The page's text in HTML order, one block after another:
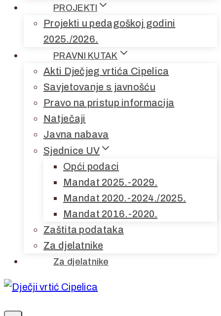
PROJEKTI
Projekti u pedagoškoj godini
2025./2026.
PRAVNI KUTAK
Akti Dječjeg vrtića Cipelica
Savjetovanje s javnošću
Pravo na pristup informacija
Natječaji
Javna nabava
Sjednice UV
Opći podaci
Mandat 2025.-2029.
Mandat 2020.-2024./2025.
Mandat 2016.-2020.
Zaštita podataka
Za djelatnike
Za djelatnike